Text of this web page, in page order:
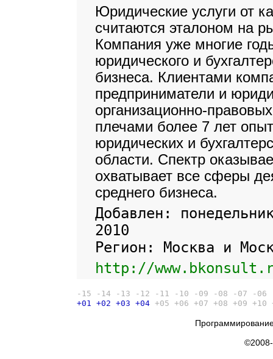
Юридические услуги от
считаются эталоном на
Компания уже многие
юридического и
бизнеса. Клиентами
предприниматели и
организационно-
плечами более 7 лет
юридических и
области. Спектр
охватывает все сферы
среднего бизнеса.
Добавлен:
2010
Регион: Москва и
http://
-15 -14 -13 -12 -11 -10 -09 -08 -07 -06
+01 +02 +03 +04 +05 +06 +07 +08 +09 +10